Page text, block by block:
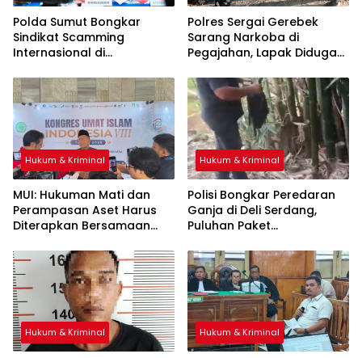
Polda Sumut Bongkar
Sindikat Scamming
Internasional di
Asal Kalimantan Rugi Rp6,7
Miliar
Polres Sergai Gerebek
Sarang Narkoba di
Pegajahan, Lapak Diduga
Dibakar
Hukum & Kriminal
‎MUI: Hukuman Mati dan
Perampasan Aset Harus
Diterapkan Bersamaan
Hukum & Kriminal
Polisi Bongkar Peredaran
Ganja di Deli Serdang,
Puluhan Paket
Bambu
Hukum & Kriminal Hukum & Kriminal